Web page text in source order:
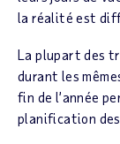
la réalité est
La plupart des
durant les
fin de l’année
planification